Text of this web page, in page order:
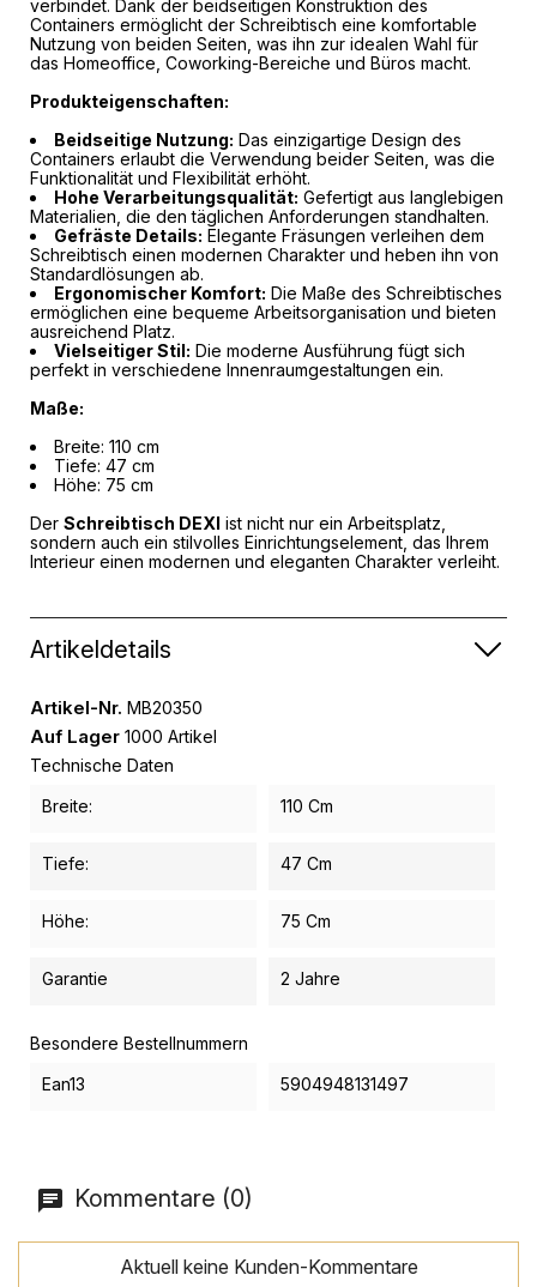
verbindet. Dank der beidseitigen Konstruktion des
Containers ermöglicht der Schreibtisch eine komfortable
Nutzung von beiden Seiten, was ihn zur idealen Wahl für
das Homeoffice, Coworking-Bereiche und Büros macht.
Produkteigenschaften:
Beidseitige Nutzung: Das einzigartige Design des
Containers erlaubt die Verwendung beider Seiten, was die
Funktionalität und Flexibilität erhöht.
Hohe Verarbeitungsqualität: Gefertigt aus langlebigen
Materialien, die den täglichen Anforderungen standhalten.
Gefräste Details: Elegante Fräsungen verleihen dem
Schreibtisch einen modernen Charakter und heben ihn von
Standardlösungen ab.
Ergonomischer Komfort: Die Maße des Schreibtisches
ermöglichen eine bequeme Arbeitsorganisation und bieten
ausreichend Platz.
Vielseitiger Stil: Die moderne Ausführung fügt sich
perfekt in verschiedene Innenraumgestaltungen ein.
Maße:
Breite: 110 cm
Tiefe: 47 cm
Höhe: 75 cm
Der Schreibtisch DEXI ist nicht nur ein Arbeitsplatz,
sondern auch ein stilvolles Einrichtungselement, das Ihrem
Interieur einen modernen und eleganten Charakter verleiht.
Artikeldetails
Artikel-Nr. MB20350
Auf Lager 1000 Artikel
Technische Daten
Breite:
110 Cm
Tiefe: 47 Cm
Höhe: 75 Cm
Garantie 2 Jahre
Besondere Bestellnummern
Ean13
5904948131497
Kommentare (0)
Aktuell keine Kunden-Kommentare